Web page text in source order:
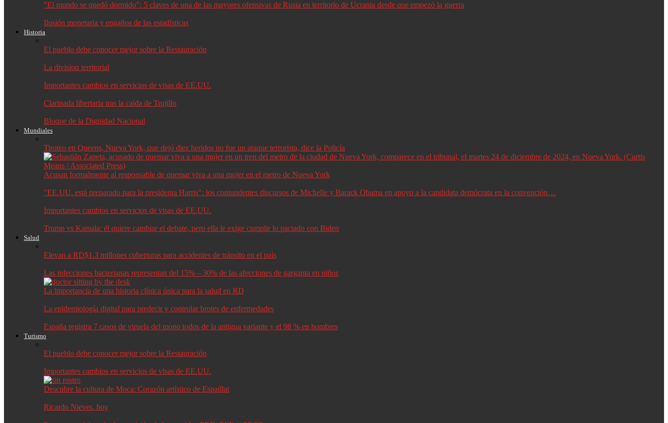
"El mundo se quedó dormido": 5 claves de una de las mayores ofensivas de Rusia en territorio de Ucrania desde que empezó la guerra
Ilusión monetaria y engaños de las estadísticas
Historia
El pueblo debe conocer mejor sobre la Restauración
La division territorial
Importantes cambios en servicios de visas de EE.UU.
Clarinada libertaria tras la caída de Trujillo
Bloque de la Dignidad Nacional
Mundiales
Tiroteo en Queens, Nueva York, que dejó diez heridos no fue un ataque terrorista, dice la Policía
Acusan formalmente al responsable de quemar viva a una mujer en el metro de Nueva York
"EE.UU. está preparado para la presidenta Harris": los contundentes discursos de Michelle y Barack Obama en apoyo a la candidata demócrata en la convención…
Importantes cambios en servicios de visas de EE.UU.
Trump vs Kamala: él quiere cambiar el debate, pero ella le exige cumplir lo pactado con Biden
Salud
Elevan a RD$1.3 millones coberturas para accidentes de tránsito en el país
Las infecciones bacterianas representan del 15% – 30% de las afecciones de garganta en niños
La importancia de una historia clínica única para la salud en RD
La epidemiología digital para predecir y controlar brotes de enfermedades
España registra 7 casos de viruela del mono todos de la antigua variante y el 98 % en hombres
Turismo
El pueblo debe conocer mejor sobre la Restauración
Importantes cambios en servicios de visas de EE.UU.
Descubre la cultura de Moca: Corazón artístico de Espaillat
Ricardo Nieves. hoy